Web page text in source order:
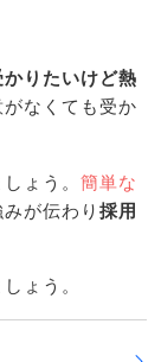
りたいけど熱
なくても受か
ょう。 簡単な
が伝わり 採用
ょう。